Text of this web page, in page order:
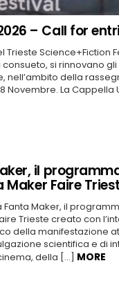
– Call for
Trieste Science+Fiction
si rinnovano
nell’ambito della
Novembre. La
il
Faire
Fanta Maker, il
Trieste creato con
della manifestazione
scientifica e di
della […] MORE